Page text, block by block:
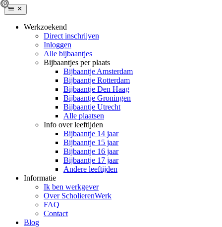
Werkzoekend
Direct inschrijven
Inloggen
Alle bijbaantjes
Bijbaantjes per plaats
Bijbaantje Amsterdam
Bijbaantje Rotterdam
Bijbaantje Den Haag
Bijbaantje Groningen
Bijbaantje Utrecht
Alle plaatsen
Info over leeftijden
Bijbaantje 14 jaar
Bijbaantje 15 jaar
Bijbaantje 16 jaar
Bijbaantje 17 jaar
Andere leeftijden
Informatie
Ik ben werkgever
Over ScholierenWerk
FAQ
Contact
Blog